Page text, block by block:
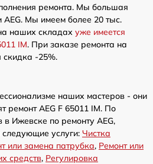
ремонта. Мы большая
AEG. Мы имеем более 20 тыс.
наших складах уже имеется
IM. При заказе ремонта на
скидка -25%.
наших мастеров - они
ремонт AEG F 65011 IM. По
Ижевске по ремонту AEG,
услуги: Чистка
или замена патрубка, Ремонт или
средств, Регулировка